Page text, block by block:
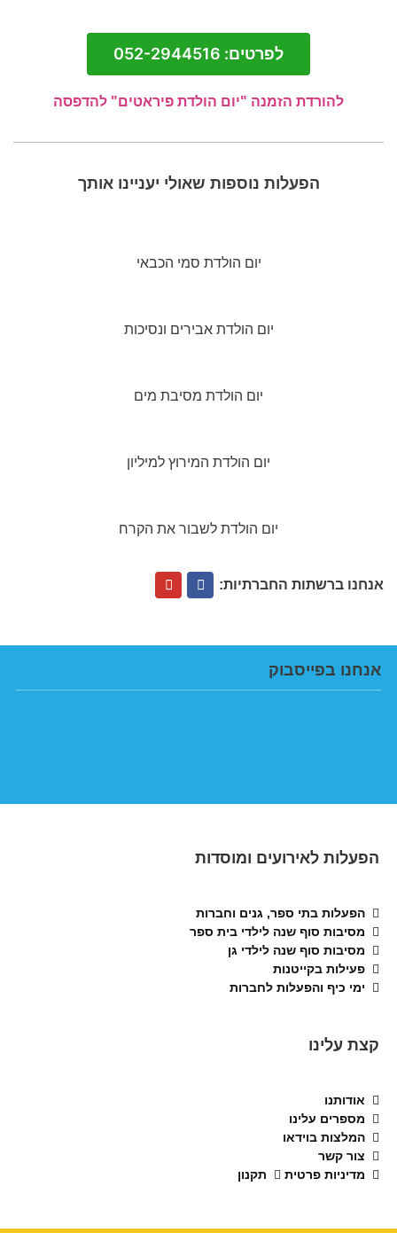
לפרטים: 052-2944516
להורדת הזמנה "יום הולדת פיראטים" להדפסה
הפעלות נוספות שאולי יעניינו אותך
יום הולדת סמי הכבאי
יום הולדת אבירים ונסיכות
יום הולדת מסיבת מים
יום הולדת המירוץ למיליון
יום הולדת לשבור את הקרח
אנחנו ברשתות החברתיות:
אנחנו בפייסבוק
הפעלות לאירועים ומוסדות
הפעלות בתי ספר, גנים וחברות
מסיבות סוף שנה לילדי בית ספר
מסיבות סוף שנה לילדי גן
פעילות בקייטנות
ימי כיף והפעלות לחברות
קצת עלינו
אודותנו
מספרים עלינו
המלצות בוידאו
צור קשר
מדיניות פרטית
תקנון